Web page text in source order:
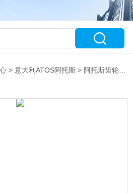
>意大利ATOS阿托斯 > 阿托斯齿轮泵PFG